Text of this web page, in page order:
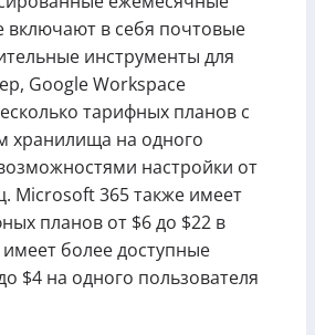
включают в себя почтовые
инструменты для
Google Workspace
тарифных планов с
хранилища на одного
настройки от
Microsoft 365 также имеет
планов от $6 до $22 в
более доступные
$4 на одного пользователя